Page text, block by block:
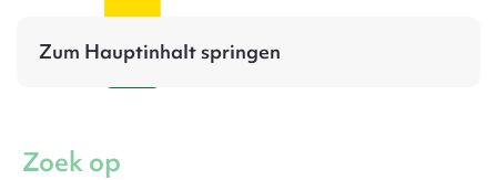
Zum Hauptinhalt springen
Zoek op